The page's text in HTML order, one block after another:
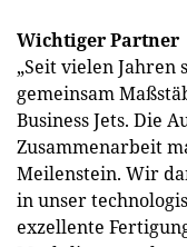
Wichtiger Partner
„Seit vielen Jahren
gemeinsam
Business Jets. Die
Zusammenarbeit
Meilenstein. Wir
in unser
exzellente